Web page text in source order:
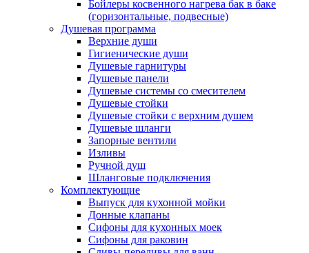
Бойлеры косвенного нагрева бак в баке
(горизонтальные, подвесные)
Душевая программа
Верхние души
Гигиенические души
Душевые гарнитуры
Душевые панели
Душевые системы со смесителем
Душевые стойки
Душевые стойки с верхним душем
Душевые шланги
Запорные вентили
Изливы
Ручной душ
Шланговые подключения
Комплектующие
Выпуск для кухонной мойки
Донные клапаны
Сифоны для кухонных моек
Сифоны для раковин